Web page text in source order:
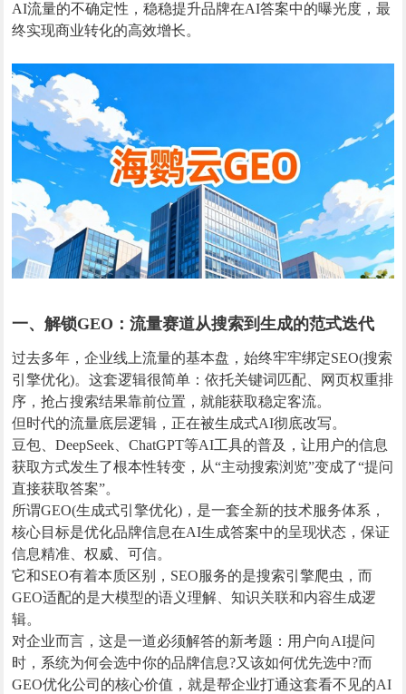
AI流量的不确定性，稳稳提升品牌在AI答案中的曝光度，最
终实现商业转化的高效增长。
一、解锁GEO：流量赛道从搜索到生成的范式迭代
过去多年，企业线上流量的基本盘，始终牢牢绑定SEO(搜索
引擎优化)。这套逻辑很简单：依托关键词匹配、网页权重排
序，抢占搜索结果靠前位置，就能获取稳定客流。
但时代的流量底层逻辑，正在被生成式AI彻底改写。
豆包、DeepSeek、ChatGPT等AI工具的普及，让用户的信息
获取方式发生了根本性转变，从“主动搜索浏览”变成了“提问
直接获取答案”。
所谓GEO(生成式引擎优化)，是一套全新的技术服务体系，
核心目标是优化品牌信息在AI生成答案中的呈现状态，保证
信息精准、权威、可信。
它和SEO有着本质区别，SEO服务的是搜索引擎爬虫，而
GEO适配的是大模型的语义理解、知识关联和内容生成逻
辑。
对企业而言，这是一道必须解答的新考题：用户向AI提问
时，系统为何会选中你的品牌信息?又该如何优先选中?而
GEO优化公司的核心价值，就是帮企业打通这套看不见的AI